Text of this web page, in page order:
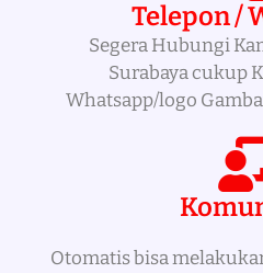
Telepon /
Segera Hubungi
Surabaya cukup
Whatsapp/logo
Otomatis bisa